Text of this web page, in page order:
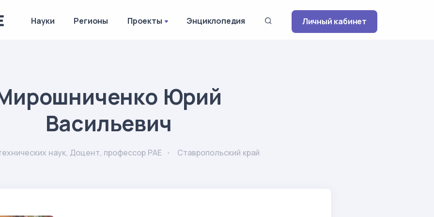
Науки Регионы Проекты Энциклопедия Личный кабинет
Юрий
Васильевич
наук, Доцент, профессор РАЕ Ставропольский край